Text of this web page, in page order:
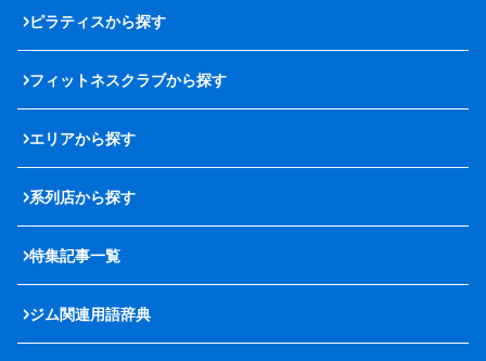
ピラティスから探す
フィットネスクラブから探す
エリアから探す
系列店から探す
特集記事一覧
ジム関連用語辞典